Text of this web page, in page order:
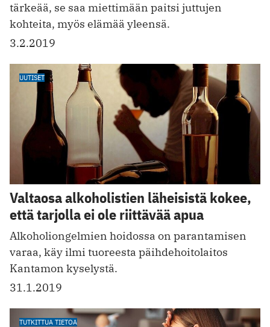
tärkeää, se saa miettimään paitsi juttujen
kohteita, myös elämää yleensä.
3.2.2019
UUTISET
Valtaosa alkoholistien läheisistä kokee,
että tarjolla ei ole riittävää apua
Alkoholiongelmien hoidossa on parantamisen
varaa, käy ilmi tuoreesta päihdehoitolaitos
Kantamon kyselystä.
31.1.2019
TUTKITTUA TIETOA